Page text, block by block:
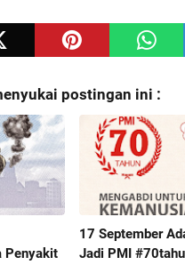
postingan ini :
Penyakit
17 September
Jadi PMI